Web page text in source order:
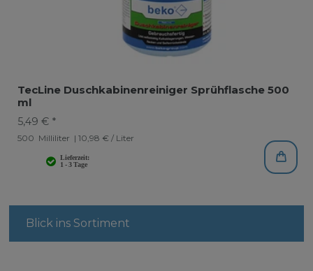
TecLine Duschkabinenreiniger Sprühflasche 500
ml
5,49 € *
500 Milliliter | 10,98 € / Liter
Blick ins Sortiment